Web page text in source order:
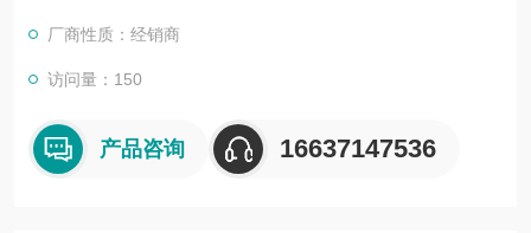
厂商性质：经销商
访问量：150
产品咨询 16637147536